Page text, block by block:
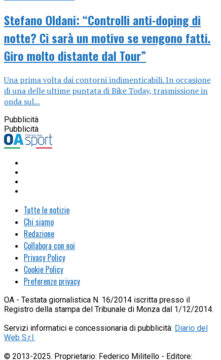
Stefano Oldani: “Controlli anti-doping di
notte? Ci sarà un motivo se vengono fatti.
Giro molto distante dal Tour”
Una prima volta dai contorni indimenticabili. In occasione
di una delle ultime puntata di Bike Today, trasmissione in
onda sul...
Pubblicità
Pubblicità
Tutte le notizie
Chi siamo
Redazione
Collabora con noi
Privacy Policy
Cookie Policy
Preferenze privacy
OA - Testata giornalistica N. 16/2014 iscritta presso il
Registro della stampa del Tribunale di Monza dal 1/12/2014.
Servizi informatici e concessionaria di pubblicità: Diario del
Web S.r.l.
© 2013-2025. Proprietario: Federico Militello - Editore: